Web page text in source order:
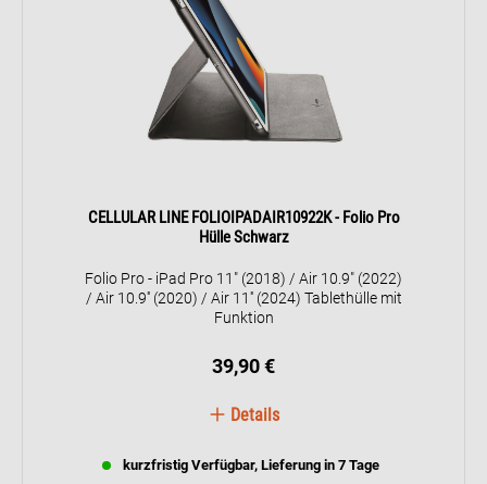
CELLULAR LINE FOLIOIPADAIR10922K - Folio Pro
Hülle Schwarz
Folio Pro - iPad Pro 11" (2018) / Air 10.9" (2022)
/ Air 10.9'' (2020) / Air 11'' (2024) Tablethülle mit
Funktion
39,90 €
Details
kurzfristig Verfügbar, Lieferung in 7 Tage